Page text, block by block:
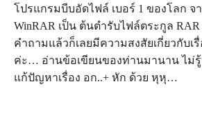
โปรแกรมบีบอัดไฟล์ เบอร์ 1 ของโลก จ
WinRAR เป็น ต้นตำรับไฟล์ตระกูล
คำถามแล้วก็เลยมีความสงสัยเกี่ยวกับเรื่
ค่ะ… อ่านข้อเขียนของท่านมานาน ไม่
แก้ปัญหาเรื่อง อก..+ หัก ด้วย หุหุ…